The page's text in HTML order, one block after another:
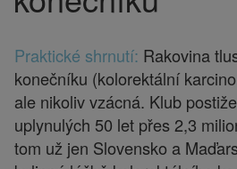
Praktické shrnutí: Rakovina
konečníku (kolorektální
ale nikoliv vzácná. Klub
uplynulých 50 let přes 2,3
tom už jen Slovensko a